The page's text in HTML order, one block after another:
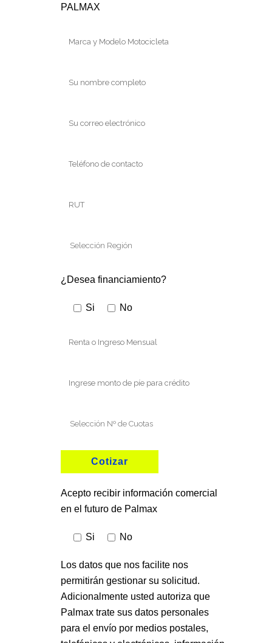
PALMAX
¿Desea financiamiento?
Si No
Acepto recibir información comercial
en el futuro de Palmax
Si No
Los datos que nos facilite nos
permitirán gestionar su solicitud.
Adicionalmente usted autoriza que
Palmax trate sus datos personales
para el envío por medios postales,